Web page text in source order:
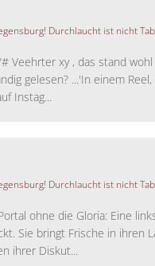
Durchlaucht ist nicht
Veehrter xy , das stand
gelesen? ...'In einem
Instag...
Durchlaucht ist nicht
ohne die Gloria: Eine
Sie bringt Frische in ihren
ihrer Diskut...